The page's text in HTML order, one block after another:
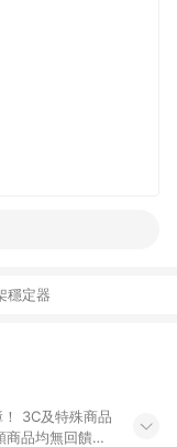
穩定器
3C及特殊商品